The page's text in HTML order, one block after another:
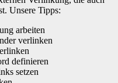
Unsere Tipps:
arbeiten
verlinken
definieren
setzen